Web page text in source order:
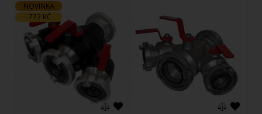
NOVINKA
-772 KČ